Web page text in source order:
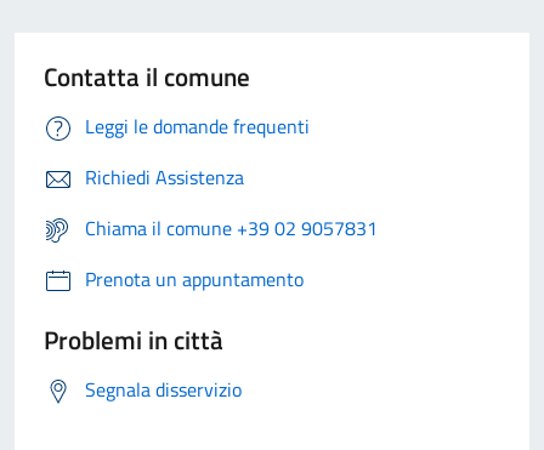
Contatta il comune
Leggi le domande frequenti
Richiedi Assistenza
Chiama il comune +39 02 9057831
Prenota un appuntamento
Problemi in città
Segnala disservizio